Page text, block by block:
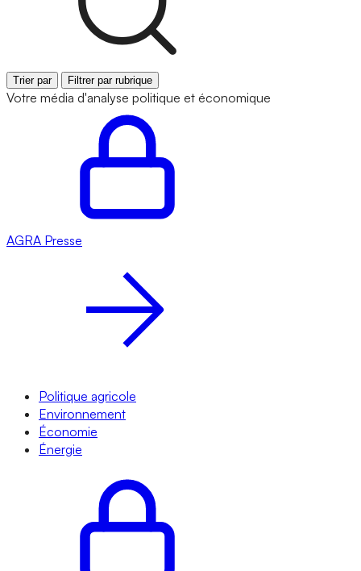
Trier par Filtrer par rubrique
Votre média d'analyse politique et économique
AGRA Presse
Politique agricole
Environnement
Économie
Énergie